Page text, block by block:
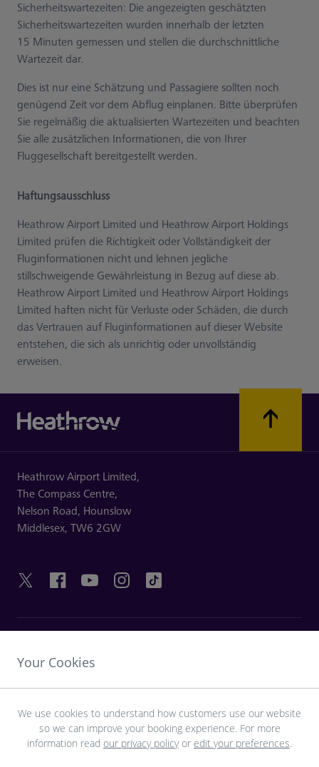
Sicherheitswartezeiten: Die angezeigten geschätzten
Sicherheitswartezeiten wurden innerhalb der letzten
15 Minuten gemessen und stellen die durchschnittliche
Wartezeit dar.
Dies ist nur eine Schätzung und Passagiere sollten noch
genügend Zeit vor dem Abflug einplanen. Bitte überprüfen
Sie regelmäßig die aktualisierten Wartezeiten und beachten
Sie alle zusätzlichen Informationen, die von Ihrer
Fluggesellschaft bereitgestellt werden.
Haftungsausschluss
Heathrow Airport Limited und Heathrow Airport Holdings
Limited prüfen die Richtigkeit oder Vollständigkeit der
Fluginformationen nicht und lehnen jegliche
stillschweigende Gewährleistung in Bezug auf diese ab.
Heathrow Airport Limited und Heathrow Airport Holdings
Limited haften nicht für Verluste oder Schäden, die durch
das Vertrauen auf Fluginformationen auf dieser Website
entstehen, die sich als unrichtig oder unvollständig
erweisen.
Heathrow Airport Limited,
The Compass Centre,
Nelson Road, Hounslow
Middlesex, TW6 2GW
Laden Sie die LHR-App herunter
Your Cookies
We use cookies to understand how customers use our website
so we can improve your booking experience. For more
information read our privacy policyor edit your preferences.